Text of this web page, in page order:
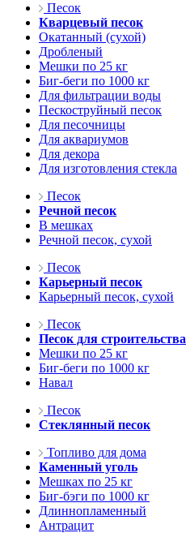
Песок
Кварцевый песок
Окатанный (сухой)
Дробленый
Мешки по 25 кг
Биг-беги по 1000 кг
Для фильтрации воды
Пескоструйный песок
Для песочницы
Для аквариумов
Для декора
Для изготовления стекла
Песок
Речной песок
В мешках
Речной песок, сухой
Песок
Карьерный песок
Карьерный песок, сухой
Песок
Песок для строительства
Мешки по 25 кг
Биг-беги по 1000 кг
Навал
Песок
Стеклянный песок
Топливо для дома
Каменный уголь
Мешках по 25 кг
Биг-бэги по 1000 кг
Длиннопламенный
Антрацит